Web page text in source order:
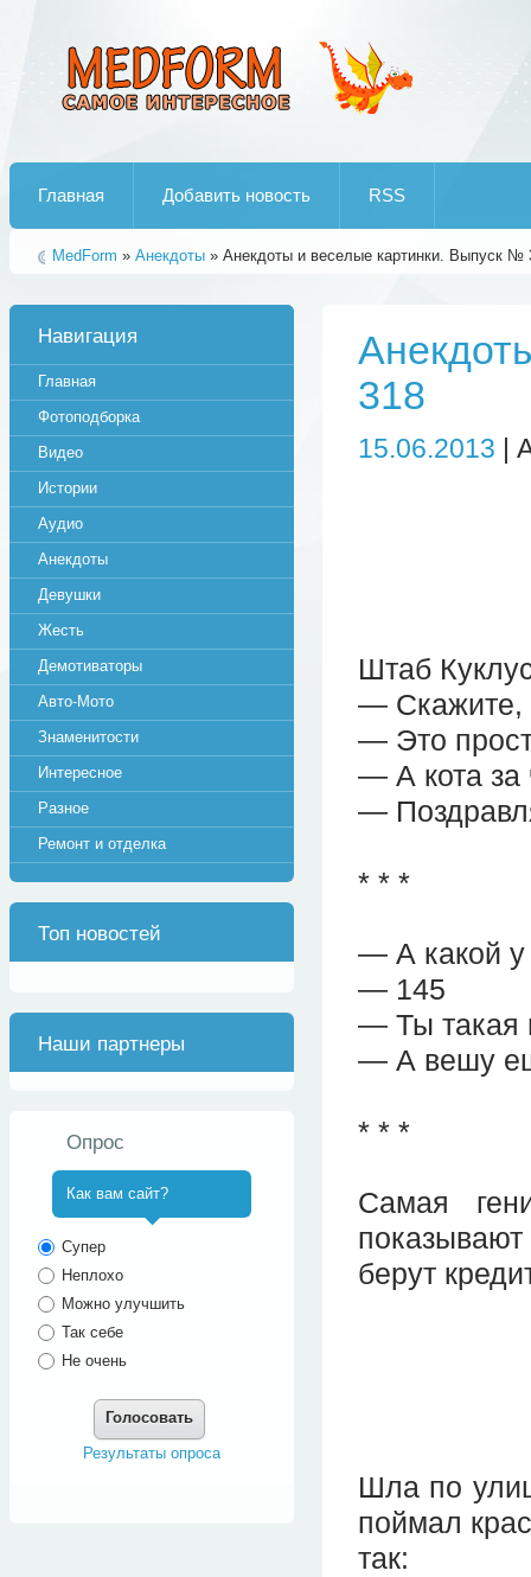
Главная Добавить новость RSS
MedForm » Анекдоты » Анекдоты и веселые картинки. Выпуск №
318
15.06.2013 |
Штаб
— Скажите,
— Это
— А кота за
—
* * *
— А какой у
— 145
— Ты такая
— А вешу
* * *
Самая
берут
Шла по
поймал
так:
Навигация
Главная
Фотоподборка
Видео
Истории
Аудио
Анекдоты
Девушки
Жесть
Демотиваторы
Авто-Мото
Знаменитости
Интересное
Разное
Ремонт и отделка
Топ новостей
Наши партнеры
Опрос
Как вам сайт?
Супер
Неплохо
Можно улучшить
Так себе
Не очень
Голосовать
Результаты опроса